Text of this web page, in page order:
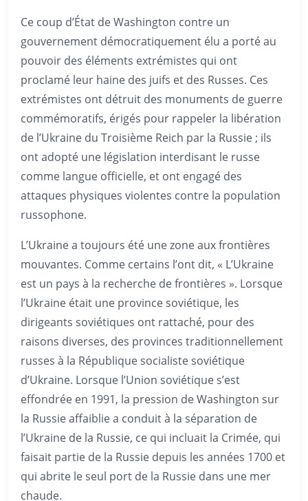
Ce coup d’État de Washington contre un
gouvernement démocratiquement élu a porté au
pouvoir des éléments extrémistes qui ont
proclamé leur haine des juifs et des Russes. Ces
extrémistes ont détruit des monuments de guerre
commémoratifs, érigés pour rappeler la libération
de l’Ukraine du Troisième Reich par la Russie ; ils
ont adopté une législation interdisant le russe
comme langue officielle, et ont engagé des
attaques physiques violentes contre la population
russophone.
L’Ukraine a toujours été une zone aux frontières
mouvantes. Comme certains l’ont dit, « L’Ukraine
est un pays à la recherche de frontières ». Lorsque
l’Ukraine était une province soviétique, les
dirigeants soviétiques ont rattaché, pour des
raisons diverses, des provinces traditionnellement
russes à la République socialiste soviétique
d’Ukraine. Lorsque l’Union soviétique s’est
effondrée en 1991, la pression de Washington sur
la Russie affaiblie a conduit à la séparation de
l’Ukraine de la Russie, ce qui incluait la Crimée, qui
faisait partie de la Russie depuis les années 1700 et
qui abrite le seul port de la Russie dans une mer
chaude.